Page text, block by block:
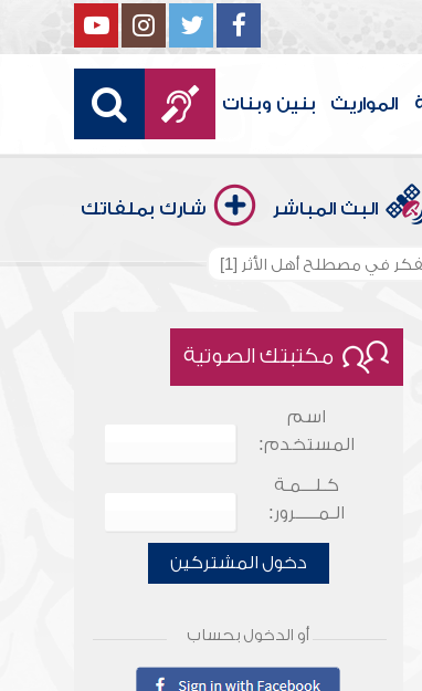
المواريث بنين وبنات
البث المباشر شارك بملفاتك
في مصطلح أهل الأثر [1]
مكتبتك الصوتية
اسم
المستخدم:
كـلـــمـة
الـمـــــرور:
دخول المشتركين
أو الدخول بحساب